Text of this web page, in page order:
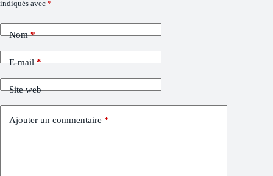
indiqués avec *
Nom*
E-mail*
Site web
Ajouter un commentaire *